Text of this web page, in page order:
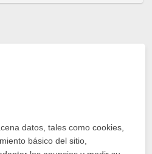
Test
datos, tales como cookies,
básico del sitio,